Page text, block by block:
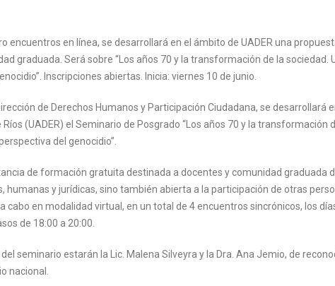
encuentros en línea, se desarrollará en el ámbito de UADER una
graduada. Será sobre “Los años 70 y la transformación de la sociedad.
Inscripciones abiertas. Inicia: viernes 10 de junio.
de Derechos Humanos y Participación Ciudadana, se desarrollará
(UADER) el Seminario de Posgrado “Los años 70 y la transformación
del genocidio”.
de formación gratuita destinada a docentes y comunidad graduada
humanas y jurídicas, sino también abierta a la participación de otras
cabo en modalidad virtual, en un total de 4 encuentros sincrónicos, los
de 18:00 a 20:00.
seminario estarán la Lic. Malena Silveyra y la Dra. Ana Jemio, de
nacional.